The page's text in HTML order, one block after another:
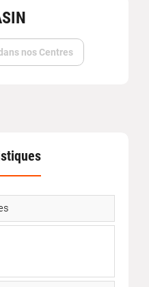
nos Centres